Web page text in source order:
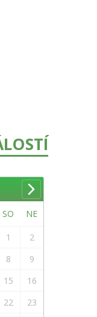
SO NE
1
2
8
9
15
16
22
23